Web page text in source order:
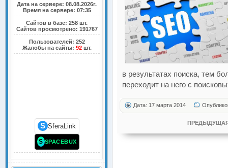
Дата на сервере: 08.08.2026г.
Время на сервере: 07:35
Сайтов в базе: 258 шт.
Сайтов просмотрено: 191767
Пользователей: 252
Жалобы на сайты: 92шт.
S SferaLink
S SPACEBUX
в результатах поиска, тем
переходит на него с
Дата: 17 марта 2014